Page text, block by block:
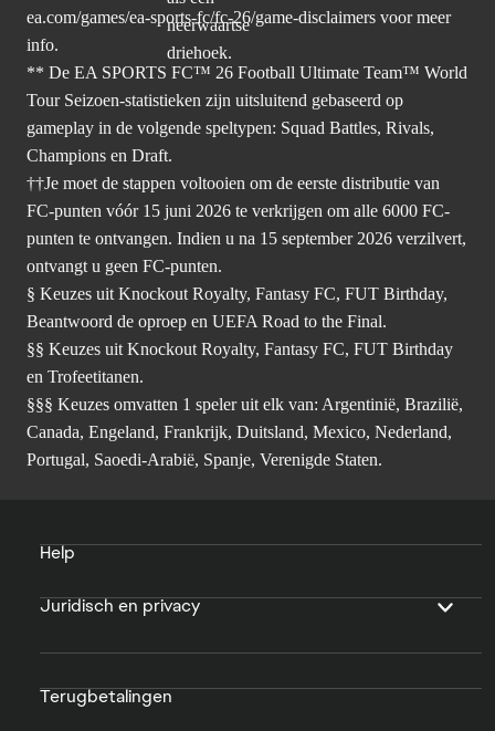
ea.com/games/ea-sports-fc/fc-26/game-disclaimers voor meer
info.
** De EA SPORTS FC™ 26 Football Ultimate Team™ World
Tour Seizoen-statistieken zijn uitsluitend gebaseerd op
gameplay in de volgende speltypen: Squad Battles, Rivals,
Champions en Draft.
††Je moet de stappen voltooien om de eerste distributie van
FC-punten vóór 15 juni 2026 te verkrijgen om alle 6000 FC-
punten te ontvangen. Indien u na 15 september 2026 verzilvert,
ontvangt u geen FC-punten.
§ Keuzes uit Knockout Royalty, Fantasy FC, FUT Birthday,
Beantwoord de oproep en UEFA Road to the Final.
§§ Keuzes uit Knockout Royalty, Fantasy FC, FUT Birthday
en Trofeetitanen.
§§§ Keuzes omvatten 1 speler uit elk van: Argentinië, Brazilië,
Canada, Engeland, Frankrijk, Duitsland, Mexico, Nederland,
Portugal, Saoedi-Arabië, Spanje, Verenigde Staten.
Help
Juridisch en privacy
Terugbetalingen